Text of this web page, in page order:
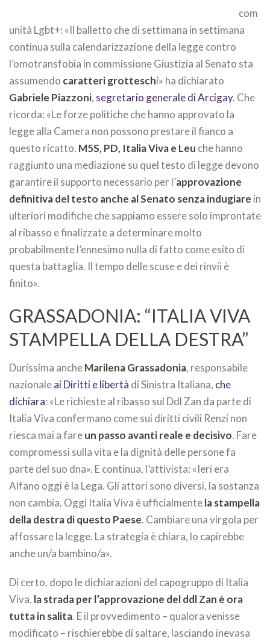
com
unità Lgbt+: «Il balletto che di settimana in settimana
continua sulla calendarizzazione della legge contro
l’omotransfobia in commissione Giustizia al Senato sta
assumendo caratteri grotteschi» ha dichiarato
Gabriele Piazzoni, segretario generale di Arcigay. Che
ricorda: «Le forze politiche che hanno approvato la
legge alla Camera non possono prestare il fianco a
questo ricatto. M5S, PD, Italia Viva e Leu che hanno
raggiunto una mediazione su quel testo di legge devono
garantire il supporto necessario per l’approvazione
definitiva del testo anche al Senato senza indugiare in
ulteriori modifiche che sappiamo essere solo improntate
al ribasso e finalizzate a determinare molto
probabilmente l’ennesimo nulla di fatto come esito di
questa battaglia. Il tempo delle scuse e dei rinvii è
finito».
GRASSADONIA: “ITALIA VIVA
STAMPELLA DELLA DESTRA”
Durissima ancheMarilena Grassadonia, responsabile
nazionaleai Diritti e libertà di Sinistra Italiana, che
dichiara: «Le richieste al ribasso sul Ddl Zan da parte di
Italia Viva confermano come sui diritti civili Renzi non
riesca mai a fareun passo avanti reale e decisivo. Fare
compromessi sulla vita e la dignità delle persone fa
parte del suo dna». E continua, l’attivista: «Ieri era
Alfano oggi è la Lega. Gli attori sono diversi, la sostanza
non cambia. Oggi Italia Viva è ufficialmentela stampella
della destra di questo Paese. Cambiare una virgola per
affossare la legge. La strategia è chiara, lo capirebbe
anche un/a bambino/a».
Di certo, dopo le dichiarazioni del capogruppo di Italia
Viva, la strada per l’approvazione del ddl Zan è ora
tutta in salita. E il provvedimento – qualora venisse
modificato – rischierebbe di saltare, lasciando inevasa